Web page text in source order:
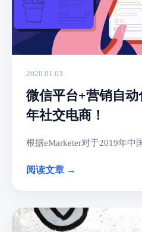
2020.01.03
微信平台+营销自动
年社交电商！
根据eMarketer对于2019年中
阅读文章 →